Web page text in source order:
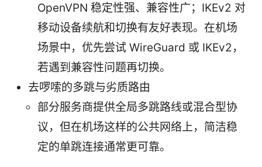
OpenVPN 稳定性强、兼容性广；IKEv2 对
移动设备续航和切换有友好表现。在机场
场景中，优先尝试 WireGuard 或 IKEv2，
若遇到兼容性问题再切换。
去啰嗦的多跳与劣质路由
部分服务商提供全局多跳路线或混合型协
议，但在机场这样的公共网络上，简洁稳
定的单跳连接通常更可靠。